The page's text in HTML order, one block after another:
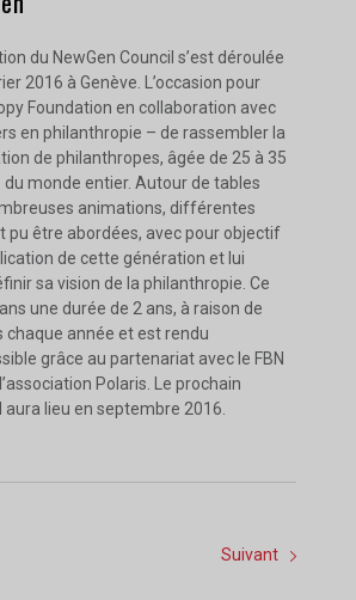
du NewGen Council s’est déroulée
2016 à Genève. L’occasion pour
Foundation en collaboration avec
en philanthropie – de rassembler la
de philanthropes, âgée de 25 à 35
du monde entier. Autour de tables
animations, différentes
pu être abordées, avec pour objectif
de cette génération et lui
sa vision de la philanthropie. Ce
une durée de 2 ans, à raison de
chaque année et est rendu
grâce au partenariat avec le FBN
Polaris. Le prochain
aura lieu en septembre 2016.
Suivant